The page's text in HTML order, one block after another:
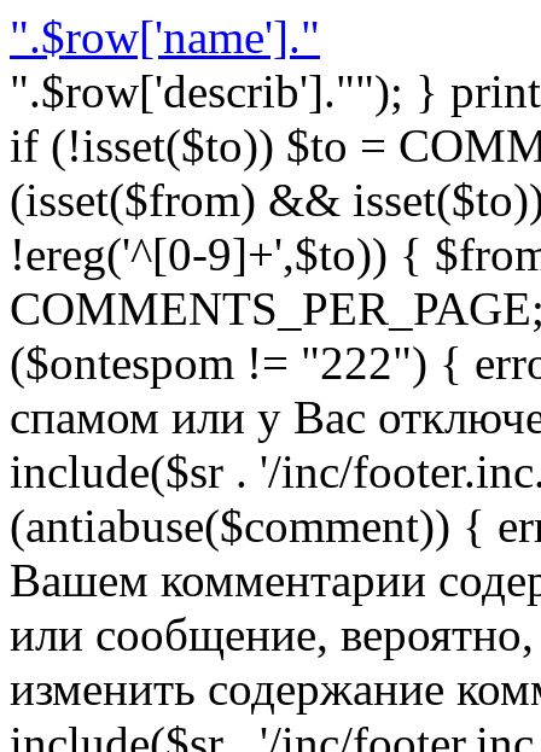
".$row['name']."
".$row['describ'].""); }
if (!isset($to)) $to =
(isset($from) &&
!ereg('^[0-9]+',$to)) {
($ontespom != "222") {
спамом или у Вас
include($sr . '/inc/
(antiabuse($comment)) {
Вашем комментарии
или сообщение,
изменить содержание